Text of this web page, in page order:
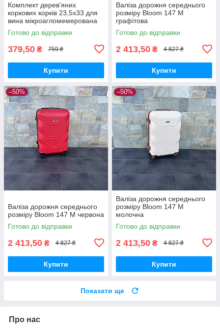
Комплект дерев'яних
коркових корків 23,5х33 для
вина мікроагломемерована
— 50 шт.
Готово до відправки
379,50 ₴ 759 ₴
Купити
Валіза дорожня середнього
розміру Bloom 147 M
графітова
Готово до відправки
2 413,50 ₴ 4 827 ₴
Купити
–50%
Валіза дорожня середнього
розміру Bloom 147 M червона
Готово до відправки
2 413,50 ₴ 4 827 ₴
Купити
–50%
Валіза дорожня середнього
розміру Bloom 147 M
молочна
Готово до відправки
2 413,50 ₴ 4 827 ₴
Купити
Показати ще
Про нас